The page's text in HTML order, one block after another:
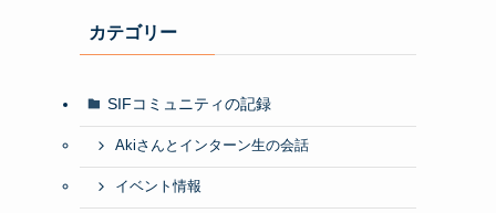
カテゴリー
SIFコミュニティの記録
Akiさんとインターン生の会話
イベント情報